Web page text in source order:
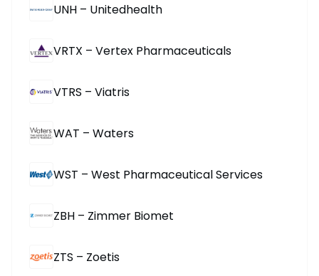
UNH – Unitedhealth
VRTX – Vertex Pharmaceuticals
VTRS – Viatris
WAT – Waters
WST – West Pharmaceutical Services
ZBH – Zimmer Biomet
ZTS – Zoetis